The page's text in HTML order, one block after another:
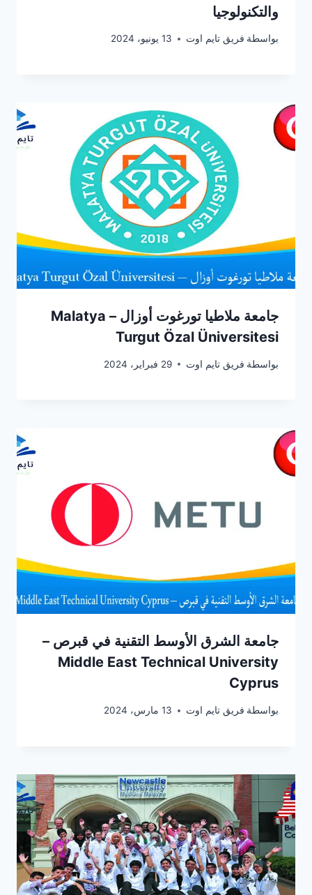
والتكنولوجيا
بواسطة فريق تايم اوت 13 يونيو، 2024
جامعة ملاطيا تورغوت أوزال – Malatya
Turgut Özal Üniversitesi
بواسطة فريق تايم اوت 29 فبراير، 2024
جامعة الشرق الأوسط التقنية في قبرص –
Middle East Technical University
Cyprus
بواسطة فريق تايم اوت 13 مارس، 2024